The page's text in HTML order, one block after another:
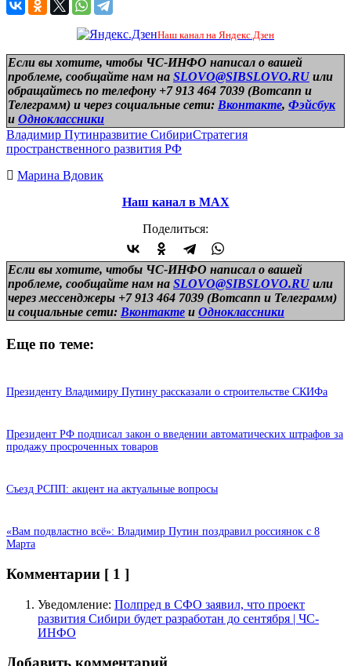
Наш канал на Яндекс.Дзен
Если вы хотите, чтобы ЧС-ИНФО написал о вашей
проблеме, сообщайте нам на SLOVO@SIBSLOVO.RU или
обращайтесь по телефону +7 913 464 7039 (Вотсапп и
Телеграмм) и через социальные сети: Вконтакте, Фэйсбук
и Одноклассники
Владимир Путинразвитие СибириСтратегия
пространственного развития РФ
Марина Вдовик
Наш канал в МАХ
Поделиться:
Если вы хотите, чтобы ЧС-ИНФО написал о вашей
проблеме, сообщайте нам на SLOVO@SIBSLOVO.RU или
через мессенджеры +7 913 464 7039 (Вотсапп и Телеграмм)
и социальные сети: Вконтакте и Одноклассники
Еще по теме:
Президенту Владимиру Путину рассказали о строительстве СКИФа
Президент РФ подписал закон о введении автоматических штрафов за
продажу просроченных товаров
Съезд РСПП: акцент на актуальные вопросы
«Вам подвластно всё»: Владимир Путин поздравил россиянок с 8
Марта
Комментарии [ 1 ]
Уведомление: Полпред в СФО заявил, что проект
развития Сибири будет разработан до сентября | ЧС-
ИНФО